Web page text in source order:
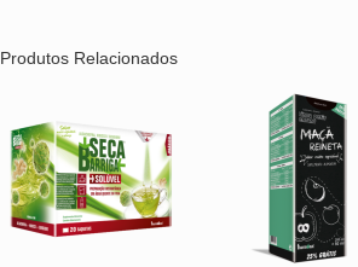
Produtos Relacionados